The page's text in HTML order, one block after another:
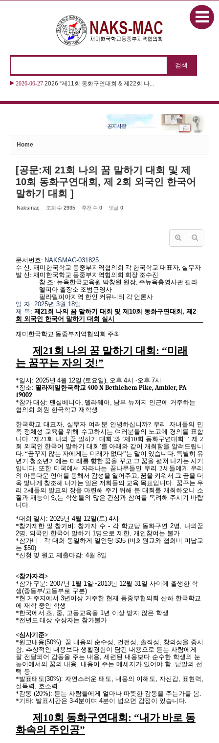
2026-06-27 2026 “제11회 동화구연대회 & 제22회 나...
Home
[공문:제 21회 나의 꿈 말하기 대회 및 제
10회 동화구연대회, 제 2회 외국인 한국어
말하기 대회 ]
Naksmac 조회 수 2935 추천 수 0 댓글 0
문서번호: NAKSMAC-031825
수 신 : 재미한국학교 동중부지역협의회 각 한국학교 대표자 실무자
발 신 : 재미한국학교 동중부지역협의회 회장 조수진
참 조: 뉴욕한국교육원 박창원 원장 주뉴욕총영사관 필라
델피아 출장소 조범근영사
필라델피아지역 한인 커뮤니티 각 언론사
일 자: 2025년 3월 18일
제 목: 제21회 나의 꿈 말하기 대회 및 제10회 동화구연대회, 제2
회 외국인 한국어 말하기 대회 실시
재미한국학교 동중부지역협의회 주최
제 21회 나의 꿈 말하기 대회 : “미래
는 꿈꾸는 자의 것!”
*일시 : 2025년 4월 12일 (토요일), 오후 4시 -오후 7시
*장소: 필라제일한국학교 400 N Bethlehem Pike, Ambler, PA
19002
*참가 대상: 펜실베니아 델라웨어 남부 뉴저지 인근에 거주하는
협의회 회원 한국학교 재학생
한국학교 대표자 실무자 여러분 안녕하십니까? 우리 자녀들의 민
족 정체성 교육을 위해 수고하시는 여러분들의 노고에 경의를 표합
니다 . ‘제21 회 나의 꿈 말하기 대회 ’와 ‘제 10회 동화구연대회 ’ ‘ 제 2
회 외국인 한국어 말하기 대회 ’를 아래와 같이 개최함을 알려드립니
다 . “꿈꾸지 않는 자에게는 미래가 없다”는 말이 있습니다. 특별히 유
년기 청소년기에는 미래를 향한 꿈을 꾸고 그 꿈을 펼쳐 나가는 시기
입니다 또한 미국에서 자라나는 꿈나무들인 우리 2세들에게 우리
의 아름다운 언어를 통해서 감성을 열어주고 꿈을 키워서 그 꿈을 더
욱 빛나게 창조해 나가는 일은 저희들의 교육 목표입니다 꿈꾸는 우
리 2세들의 발표의 장을 마련해 주기 위해 본 대회를 개최하오니 소
질과 재능이 있는 학생들의 많은 관심과 참여를 독려해 주시기 바랍
니다
*대회 일시 : 2025년 4월 12일(토) 4시
*참가제한 및 참가비 : 참가자 수 - 각 학교당 동화구연 2명
나의꿈
2명 외국인 한국어 말하기 1 명으로 제한 개인참여는 불가
*참가비 - 각 대회 동일하게 일인당 $35 (비회원교와 협회비 미납교
는 $50)
*신청 및 원고 제출마감: 4월 8일
<참가자격>
*참가 구분: 2007년 1월 1일~2013년 12월 31일 사이에 출생한 학
생(중등부/고등부로 구분)
*현 거주지에서 3년이상 거주한 현재 동중부협의회 산하 한국학교
에 재학 중인 학생
*한국에서 초, 중, 고등교육을 1년 이상 받지 않은 학생
*전년도 대상 수상자는 참가불가
<심사기준>
*원고내용(50%): 꿈 내용의 순수성 , 건전성 , 솔직성 , 창의성을 중시
함. 추상적인 내용보다 생활경험이 담긴 내용으로 듣는 사람에게
잘 전달되어 감동을 주는 내용, 세련된 내용보다 순수한 학생의 눈
높이에서의 꿈의 내용. 내용이 주는 메세지가 있어야 함. 낱말의 선
택 등.
*발표태도(30%): 자연스러운 태도, 내용의 이해도, 자신감, 표현력 ,
설득력 , 호소력 .
*감동 (20%): 듣는 사람들에게 얼마나 따뜻한 감동을 주는가를 봄.
*기타: 발표시간은 3-4분이며 4분이 넘으면 감점이 있습니다.
제 10회 동화구연대회 : “내가 바로 동
화속의 주인공”
Sketchbook5, 스케치북5
Sketchbook5, 스케치북5